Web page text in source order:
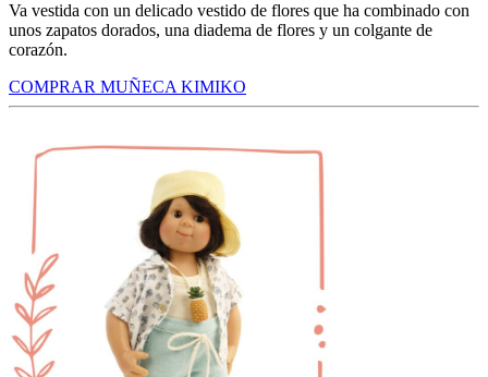
Va vestida con un delicado vestido de flores que ha combinado con
unos zapatos dorados, una diadema de flores y un colgante de
corazón.
COMPRAR MUÑECA KIMIKO